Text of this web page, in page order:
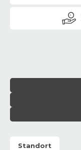
€
Standort